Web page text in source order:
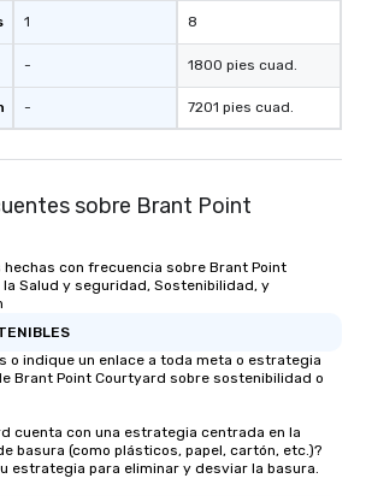
1
-
-
8
1800 pies cuad.
7201 pies cuad.
sobre Brant Point
con frecuencia sobre Brant Point
Salud y seguridad, Sostenibilidad, y
o indique un enlace a toda meta o estrategia
Brant Point Courtyard sobre sostenibilidad o
cuenta con una estrategia centrada en la
basura (como plásticos, papel, cartón, etc.)?
estrategia para eliminar y desviar la basura.